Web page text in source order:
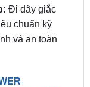
Đi dây giắc
chuẩn kỹ
và an toàn